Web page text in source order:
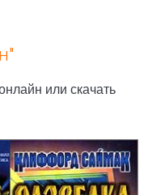
или скачать